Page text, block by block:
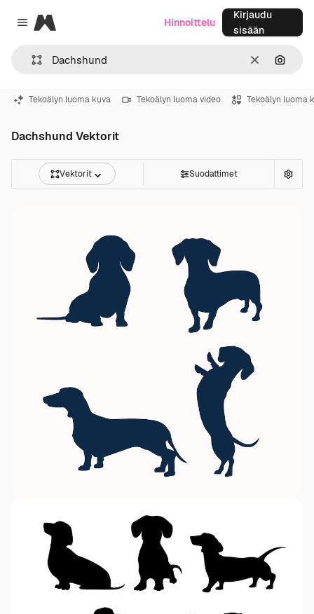
Close menu
Magnific
SelkeäHae
Hinnoittelu
Kirjaudu
sisään
Tekoälyn luoma kuva Tekoälyn luoma video Tekoälyn luoma
Dachshund Vektorit
Vektorit Suodattimet